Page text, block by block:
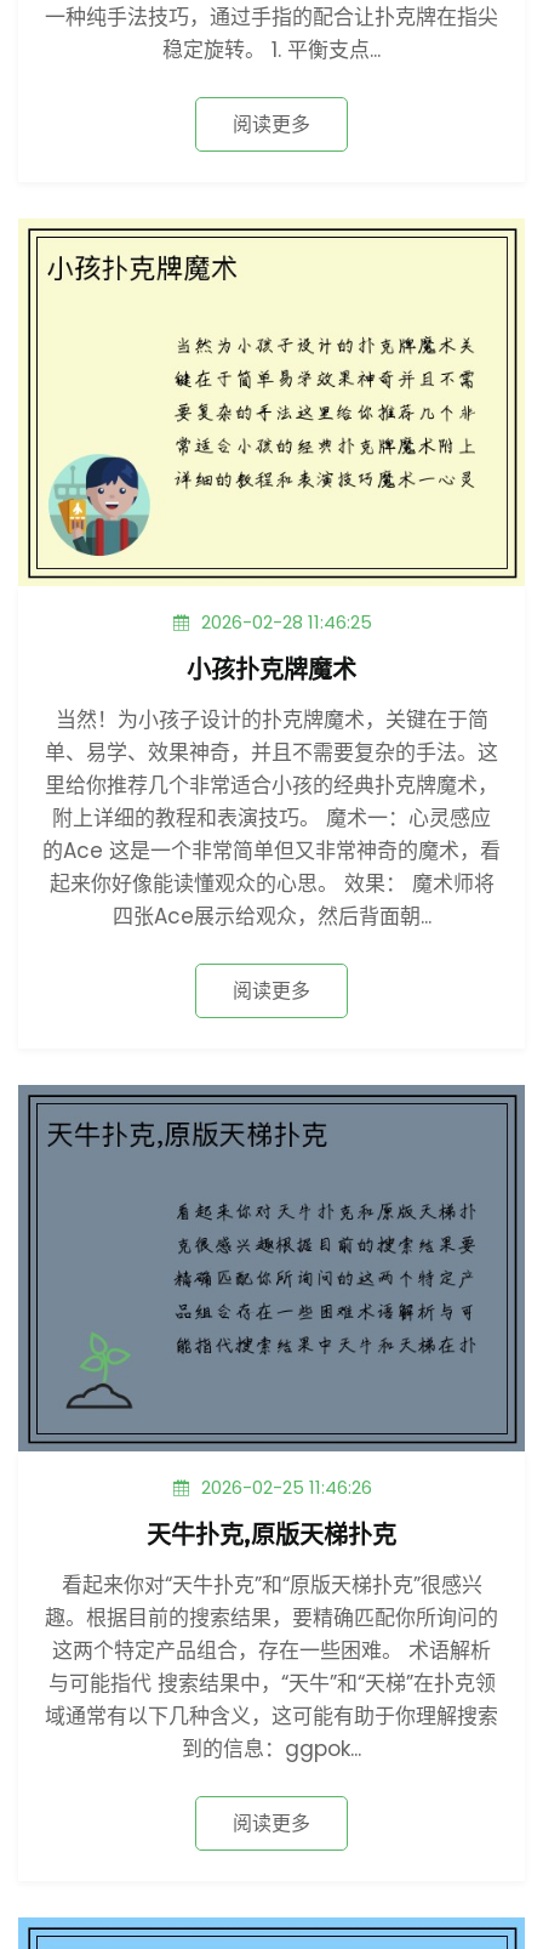
一种纯手法技巧，通过手指的配合让扑克牌在指尖
稳定旋转。 1. 平衡支点...
阅读更多
2026-02-28 11:46:25
小孩扑克牌魔术
当然！为小孩子设计的扑克牌魔术，关键在于简
单、易学、效果神奇，并且不需要复杂的手法。这
里给你推荐几个非常适合小孩的经典扑克牌魔术，
附上详细的教程和表演技巧。 魔术一：心灵感应
的Ace 这是一个非常简单但又非常神奇的魔术，看
起来你好像能读懂观众的心思。 效果： 魔术师将
四张Ace展示给观众，然后背面朝...
阅读更多
2026-02-25 11:46:26
天牛扑克,原版天梯扑克
看起来你对“天牛扑克”和“原版天梯扑克”很感兴
趣。根据目前的搜索结果，要精确匹配你所询问的
这两个特定产品组合，存在一些困难。 术语解析
与可能指代 搜索结果中，“天牛”和“天梯”在扑克领
域通常有以下几种含义，这可能有助于你理解搜索
到的信息：ggpok...
阅读更多